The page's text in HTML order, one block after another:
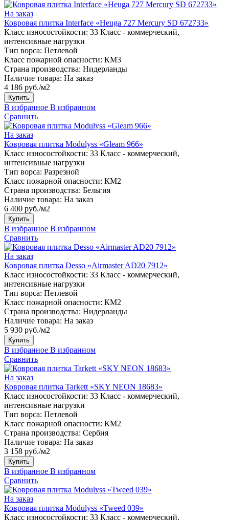
На заказ
Ковровая плитка Interface «Heuga 727 Mercury SD 672733»
Класс износостойкости: 33 Класс - коммерческий,
интенсивные нагрузки
Тип ворса: Петлевой
Класс пожарной опасности: КМ3
Страна производства: Нидерланды
Наличие товара: На заказ
4 186 руб./м2
Купить
В избранное В избранном
Сравнить
На заказ
Ковровая плитка Modulyss «Gleam 966»
Класс износостойкости: 33 Класс - коммерческий,
интенсивные нагрузки
Тип ворса: Разрезной
Класс пожарной опасности: КМ2
Страна производства: Бельгия
Наличие товара: На заказ
6 400 руб./м2
Купить
В избранное В избранном
Сравнить
На заказ
Ковровая плитка Desso «Airmaster AD20 7912»
Класс износостойкости: 33 Класс - коммерческий,
интенсивные нагрузки
Тип ворса: Петлевой
Класс пожарной опасности: КМ2
Страна производства: Нидерланды
Наличие товара: На заказ
5 930 руб./м2
Купить
В избранное В избранном
Сравнить
На заказ
Ковровая плитка Tarkett «SKY NEON 18683»
Класс износостойкости: 33 Класс - коммерческий,
интенсивные нагрузки
Тип ворса: Петлевой
Класс пожарной опасности: КМ2
Страна производства: Сербия
Наличие товара: На заказ
3 158 руб./м2
Купить
В избранное В избранном
Сравнить
На заказ
Ковровая плитка Modulyss «Tweed 039»
Класс износостойкости: 33 Класс - коммерческий,